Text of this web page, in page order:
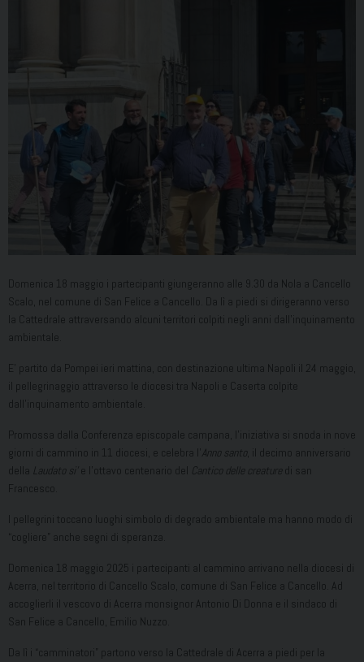
Domenica 18 maggio i partecipanti giungeranno alle 9.30 da Nola a Cancello
Scalo, nel comune di San Felice a Cancello. Da lì a piedi si dirigeranno verso
la Cattedrale attraversando alcuni territori colpiti negli anni dall’inquinamento
ambientale.
E’ partito da Pompei ieri mattina, con destinazione ultima Napoli il 24 maggio,
il pellegrinaggio attraverso le diocesi tra Napoli e Caserta colpite
dall’inquinamento ambientale.
Promossa dalla Conferenza episcopale campana, l’iniziativa si snoda in nove
giorni di cammino in 11 diocesi, e celebra l’ Anno santo , il decimo anniversario
della Laudato si’ e l’ottavo centenario del Cantico delle creature di san
Francesco.
I pellegrini toccano luoghi simbolo di degrado ambientale ma hanno modo di
“cogliere” anche segni di speranza.
Domenica 18 maggio 2025 i partecipanti al cammino arrivano nella diocesi di
Acerra, nel territorio di Cancello Scalo, comune di San Felice a Cancello. Ad
accoglierli il vescovo di Acerra monsignor Antonio Di Donna e il sindaco di
San Felice a Cancello, Emilio Nuzzo.
Da lì i “camminatori” partono verso la Cattedrale di Acerra a piedi per la